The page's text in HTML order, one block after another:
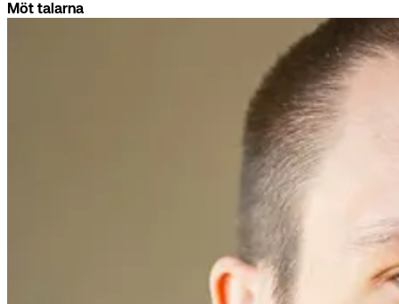
Möt talarna